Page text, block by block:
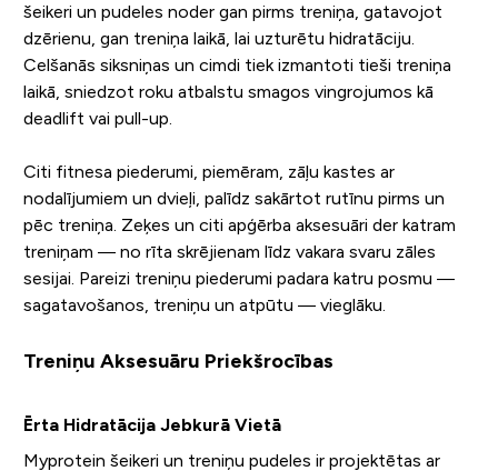
šeikeri un pudeles noder gan pirms treniņa, gatavojot
dzērienu, gan treniņa laikā, lai uzturētu hidratāciju.
Celšanās siksniņas un cimdi tiek izmantoti tieši treniņa
laikā, sniedzot roku atbalstu smagos vingrojumos kā
deadlift vai pull-up.
Citi fitnesa piederumi, piemēram, zāļu kastes ar
nodalījumiem un dvieļi, palīdz sakārtot rutīnu pirms un
pēc treniņa. Zeķes un citi apģērba aksesuāri der katram
treniņam — no rīta skrējienam līdz vakara svaru zāles
sesijai. Pareizi treniņu piederumi padara katru posmu —
sagatavošanos, treniņu un atpūtu — vieglāku.
Treniņu Aksesuāru Priekšrocības
Ērta Hidratācija Jebkurā Vietā
Myprotein šeikeri un treniņu pudeles ir projektētas ar